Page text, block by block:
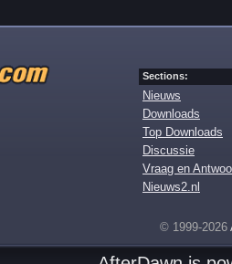
Sections:
Nieuws
Downloads
Top Downloads
Discussie
Vraag en
Nieuws2.nl
© 1999-2026